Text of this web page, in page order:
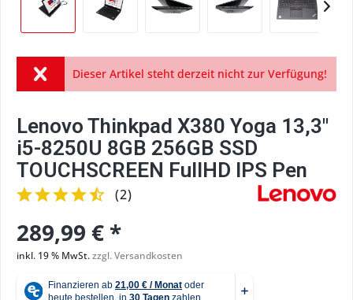
Dieser Artikel steht derzeit nicht zur Verfügung!
Lenovo Thinkpad X380 Yoga 13,3"
i5-8250U 8GB 256GB SSD
TOUCHSCREEN FullHD IPS Pen
(2)
289,99 € *
inkl. 19 % MwSt.zzgl. Versandkosten